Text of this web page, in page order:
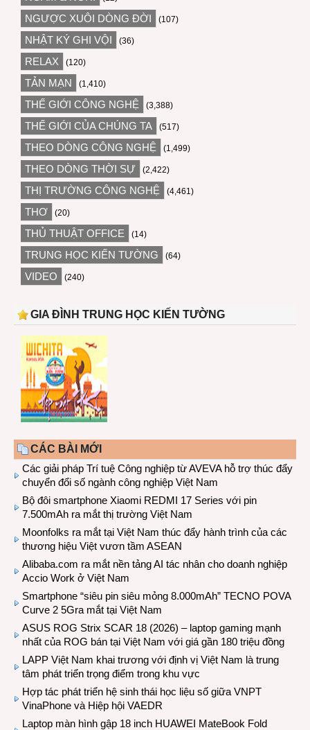
NGƯỢC XUÔI DÒNG ĐỜI (107)
NHẬT KÝ GHI VỘI (36)
RELAX (120)
TẢN MẠN (1,410)
THẾ GIỚI CÔNG NGHỆ (3,388)
THẾ GIỚI CỦA CHÚNG TA (517)
THEO DÒNG CÔNG NGHỆ (1,499)
THEO DÒNG THỜI SỰ (2,422)
THỊ TRƯỜNG CÔNG NGHỆ (4,461)
THƠ (20)
THỦ THUẬT OFFICE (14)
TRUNG HỌC KIẾN TƯỜNG (64)
VIDEO (240)
GIA ĐÌNH TRUNG HỌC KIẾN TƯỜNG
CÁC BÀI MỚI
Các giải pháp Trí tuệ Công nghiệp từ AVEVA hỗ trợ thúc đẩy
chuyển đổi số ngành công nghiệp Việt Nam
Bộ đôi smartphone Xiaomi REDMI 17 Series với pin
7.500mAh ra mắt thị trường Việt Nam
Moonfolks ra mắt tại Việt Nam thúc đẩy hành trình của các
thương hiệu Việt vươn tầm ASEAN
Alibaba.com ra mắt nền tảng AI tác nhân cho doanh nghiệp
Accio Work ở Việt Nam
Smartphone “siêu pin siêu mỏng 8.000mAh” TECNO POVA
Curve 2 5Gra mắt tại Việt Nam
ASUS ROG Strix SCAR 18 (2026) – laptop gaming mạnh
nhất của ROG bán tại Việt Nam với giá gần 180 triệu đồng
LAPP Việt Nam khai trương với định vị Việt Nam là trung
tâm phát triển trọng điểm trong khu vực
Hợp tác phát triển hệ sinh thái học liệu số giữa VNPT
VinaPhone và Hiệp hội VAEDR
Laptop màn hình gập 18 inch HUAWEI MateBook Fold